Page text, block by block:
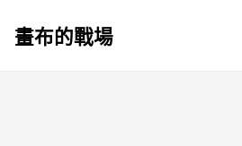
畫布的戰場